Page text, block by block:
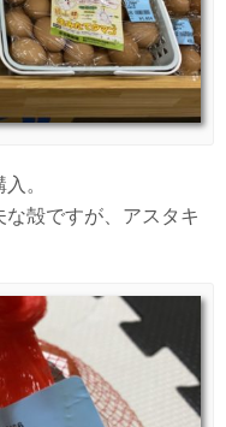
。
殻ですが、アスタキ